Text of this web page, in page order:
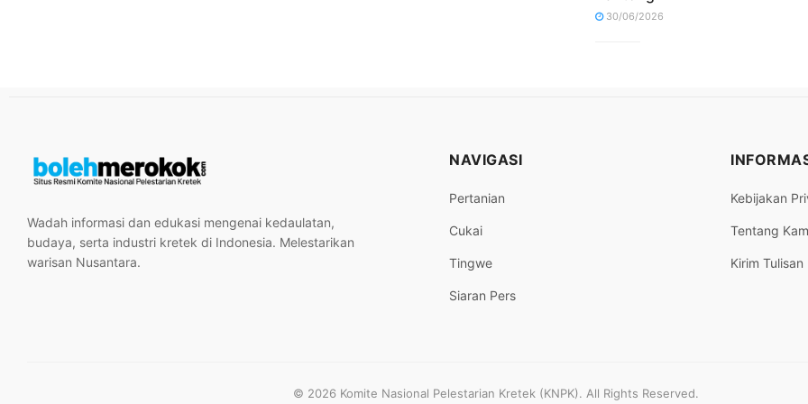
30/06/2026
Wadah informasi dan edukasi mengenai kedaulatan,
budaya, serta industri kretek di Indonesia. Melestarikan
warisan Nusantara.
NAVIGASI
Pertanian
Cukai
Tingwe
Siaran Pers
Kebijakan
Tentang
Kirim Tulisan
© 2026 Komite Nasional Pelestarian Kretek (KNPK). All Rights Reserved.